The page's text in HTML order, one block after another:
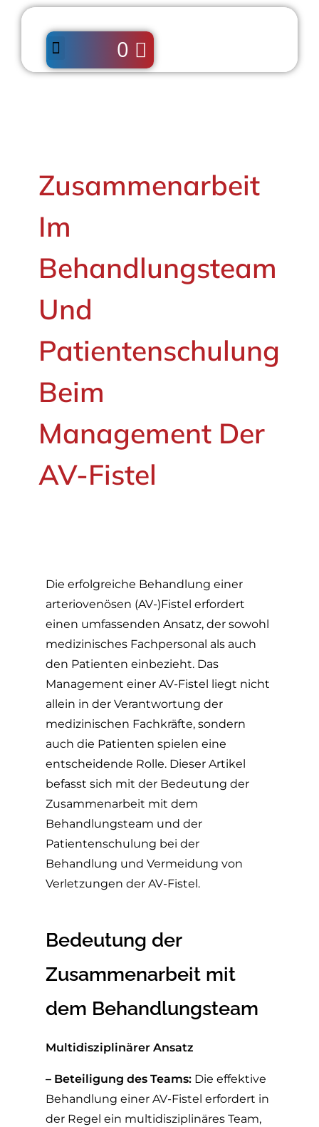
0
Zusammenarbeit
Im
Behandlungsteam
Und
Patientenschulung
Beim
Management Der
AV-Fistel
Die erfolgreiche Behandlung einer
arteriovenösen (AV-)Fistel erfordert
einen umfassenden Ansatz, der sowohl
medizinisches Fachpersonal als auch
den Patienten einbezieht. Das
Management einer AV-Fistel liegt nicht
allein in der Verantwortung der
medizinischen Fachkräfte, sondern
auch die Patienten spielen eine
entscheidende Rolle. Dieser Artikel
befasst sich mit der Bedeutung der
Zusammenarbeit mit dem
Behandlungsteam und der
Patientenschulung bei der
Behandlung und Vermeidung von
Verletzungen der AV-Fistel.
Bedeutung der
Zusammenarbeit mit
dem Behandlungsteam
Multidisziplinärer Ansatz
– Beteiligung des Teams:Die effektive
Behandlung einer AV-Fistel erfordert in
der Regel ein multidisziplinäres Team,